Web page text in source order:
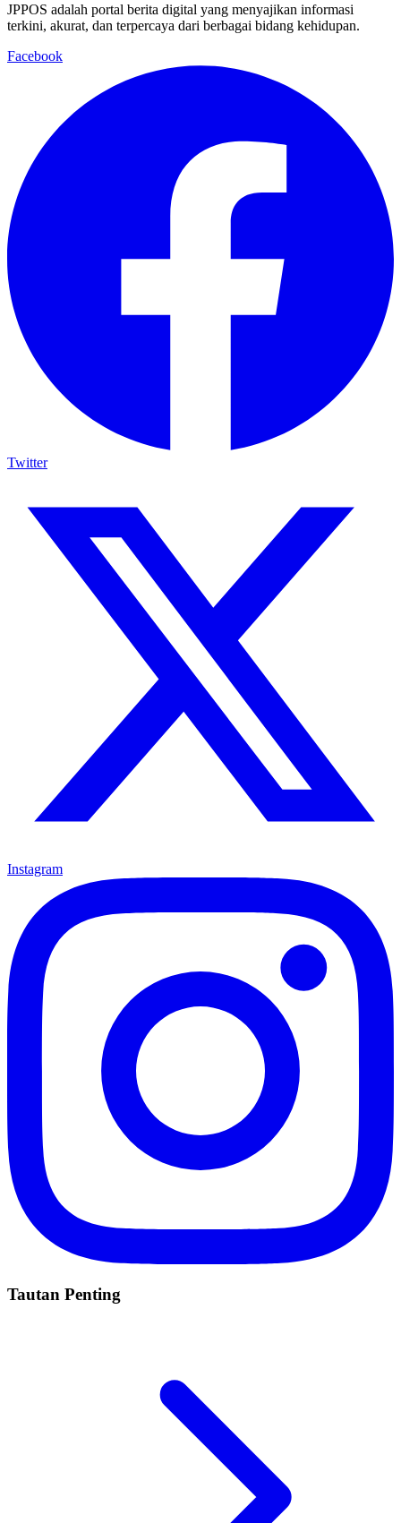
JPPOS adalah portal berita digital yang menyajikan informasi
terkini, akurat, dan terpercaya dari berbagai bidang kehidupan.
Facebook
Twitter
Instagram
Tautan Penting